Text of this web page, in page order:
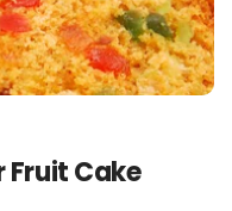
Cake